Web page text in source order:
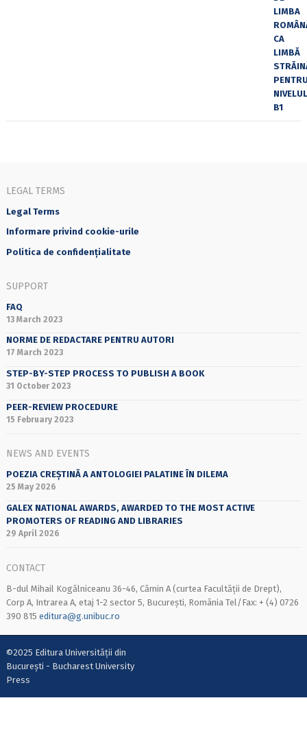
LEGAL TERMS
Legal Terms
Informare privind cookie-urile
Politica de confidențialitate
SUPPORT
FAQ
13 March 2023
NORME DE REDACTARE PENTRU AUTORI
17 March 2023
STEP-BY-STEP PROCESS TO PUBLISH A BOOK
31 October 2023
PEER-REVIEW PROCEDURE
15 February 2023
NEWS AND EVENTS
POEZIA CREȘTINĂ A ANTOLOGIEI PALATINE ÎN DILEMA
25 May 2026
GALEX NATIONAL AWARDS, AWARDED TO THE MOST ACTIVE
PROMOTERS OF READING AND LIBRARIES
29 April 2026
CONTACT
B-dul Mihail Kogălniceanu 36-46, Cămin A (curtea Facultății de Drept),
Corp A, Intrarea A, etaj 1-2 sector 5, București, România Tel/Fax: + (4) 0726
390 815 editura@g.unibuc.ro
©2025 Editura Universității din
București - Bucharest University
Press